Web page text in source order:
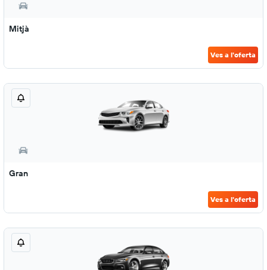
Mitjà
Ves a l'oferta
Gran
Ves a l'oferta